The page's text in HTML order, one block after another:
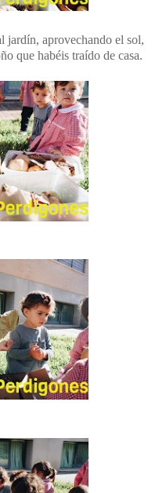
jardín, aprovechando el sol,
que habéis traído de casa.